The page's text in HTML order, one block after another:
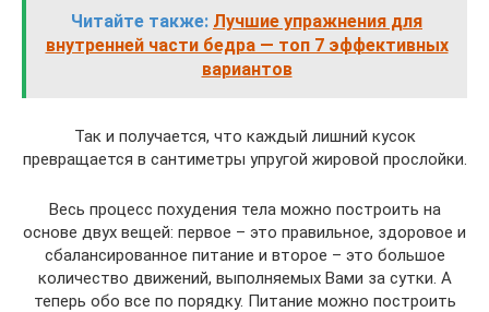
Читайте также: Лучшие упражнения для
внутренней части бедра — топ 7 эффективных
вариантов
Так и получается, что каждый лишний кусок
превращается в сантиметры упругой жировой прослойки.
Весь процесс похудения тела можно построить на
основе двух вещей: первое – это правильное, здоровое и
сбалансированное питание и второе – это большое
количество движений, выполняемых Вами за сутки. А
теперь обо все по порядку. Питание можно построить